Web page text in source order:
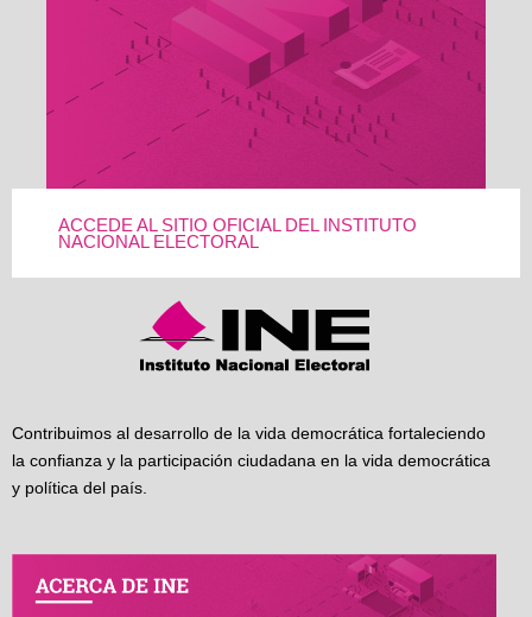
ACCEDE AL SITIO OFICIAL DEL INSTITUTO
NACIONAL ELECTORAL
Contribuimos al desarrollo de la vida democrática fortaleciendo
la confianza y la participación ciudadana en la vida democrática
y política del país.